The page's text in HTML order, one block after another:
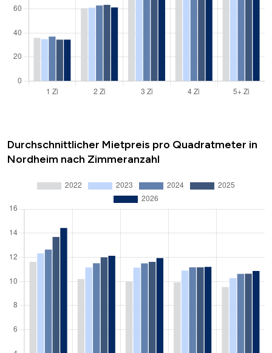
Durchschnittlicher Mietpreis pro Quadratmeter in
Nordheim nach Zimmeranzahl